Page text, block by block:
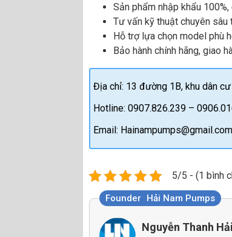
Sản phẩm nhập khẩu 100%,
Tư vấn kỹ thuật chuyên
Hỗ trợ lựa chọn model phù
Bảo hành chính hãng, giao
Địa chỉ: 13 đường 1B, khu dân
Hotline: 0907.826.239 –
Email: Hainampumps@gmail.com
5/5 - (1 bình
Founder Hải Nam Pumps
Nguyễn Thanh Hải